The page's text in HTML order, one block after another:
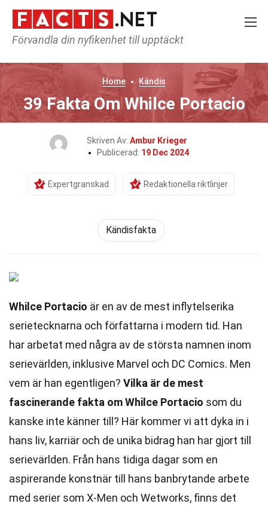
Förvandla din nyfikenhet till upptäckt
Home Kändis
39 Fakta Om Whilce Portacio
Skriven Av: Ambur Krieger
Publicerad: 19 Dec 2024
Expertgranskad Redaktionella riktlinjer
Kändisfakta
Whilce Portacio är en av de mest inflytelserika
serietecknarna och författarna i modern tid. Han
har arbetat med några av de största namnen inom
serievärlden, inklusive Marvel och DC Comics. Men
vem är han egentligen? Vilka är de mest
fascinerande fakta om Whilce Portacio som du
kanske inte känner till? Här kommer vi att dyka in i
hans liv, karriär och de unika bidrag han har gjort till
serievärlden. Från hans tidiga dagar som en
aspirerande konstnär till hans banbrytande arbete
med serier som X-Men och Wetworks, finns det